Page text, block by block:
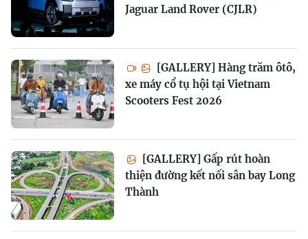
Jaguar Land Rover (CJLR)
[GALLERY] Hàng trăm ôtô,
xe máy cổ tụ hội tại Vietnam
Scooters Fest 2026
[GALLERY] Gấp rút hoàn
thiện đường kết nối sân bay Long
Thành